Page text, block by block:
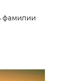
фамилии